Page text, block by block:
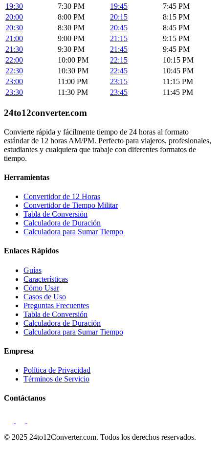
19:30
7:30 PM 19:45
7:45 PM
20:00
8:00 PM 20:15
8:15 PM
20:30
8:30 PM 20:45
8:45 PM
21:00
9:00 PM 21:15
9:15 PM
21:30
9:30 PM 21:45
9:45 PM
22:00
10:00 PM 22:15
10:15 PM
22:30
10:30 PM 22:45
10:45 PM
23:00
11:00 PM 23:15
11:15 PM
23:30
11:30 PM 23:45 11:45 PM
24to12converter.com
Convierte rápida y fácilmente tiempo de 24 horas al formato
estándar de 12 horas AM/PM. Perfecto para viajeros, profesionales,
estudiantes y cualquiera que trabaje con diferentes formatos de
tiempo.
Herramientas
Convertidor de 12 Horas
Convertidor de Tiempo Militar
Tabla de Conversión
Calculadora de Duración
Calculadora para Sumar Tiempo
Enlaces Rápidos
Guías
Características
Cómo Usar
Casos de Uso
Preguntas Frecuentes
Tabla de Conversión
Calculadora de Duración
Calculadora para Sumar Tiempo
Empresa
Política de Privacidad
Términos de Servicio
Contáctanos
© 2025 24to12Converter.com. Todos los derechos reservados.